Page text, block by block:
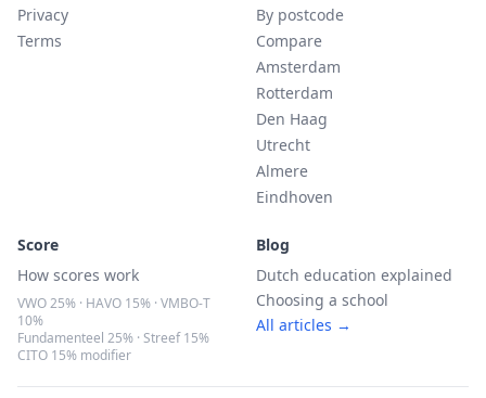
Privacy
Terms
By postcode
Compare
Amsterdam
Rotterdam
Den Haag
Utrecht
Almere
Eindhoven
Score
How scores work
VWO 25% · HAVO 15% · VMBO-T
10%
Fundamenteel 25% · Streef 15%
CITO 15% modifier
Blog
Dutch education explained
Choosing a school
All articles →